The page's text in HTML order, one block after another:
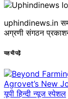
uphindinews.in
अग्रणी संगठन
यह भी पढ़ें
यूपी हिन्दी न्यूज स्पेशल